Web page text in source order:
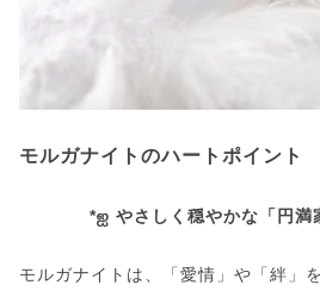
モルガナイトのハートポイント
*ஐ やさしく穏やかな「円満
モルガナイトは、「愛情」や「絆」